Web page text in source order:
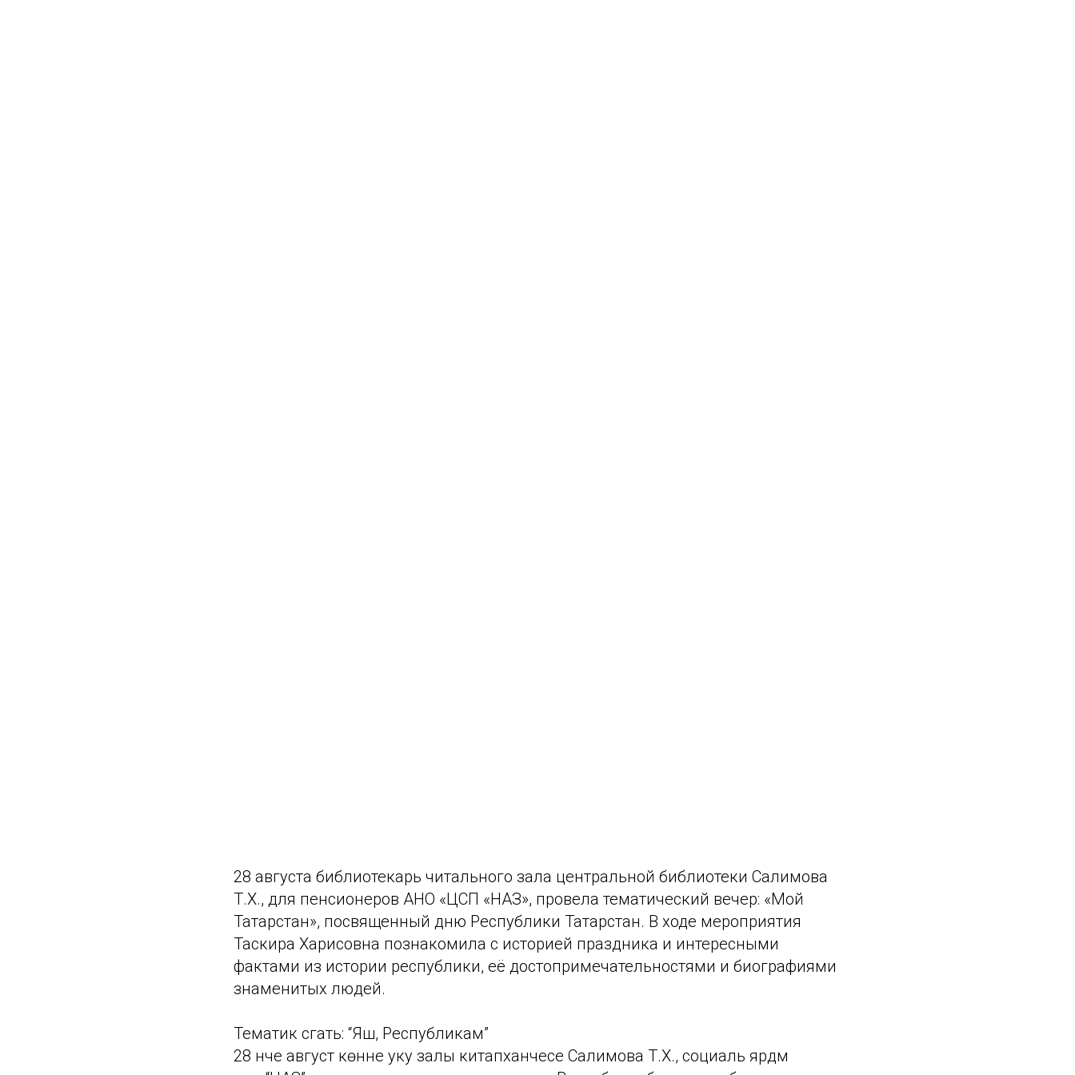
28 августа библиотекарь читального зала центральной библиотеки Салимова
Т.Х., для пенсионеров АНО «ЦСП «НАЗ», провела тематический вечер: «Мой
Татарстан», посвященный дню Республики Татарстан. В ходе мероприятия
Таскира Харисовна познакомила с историей праздника и интересными
фактами из истории республики, её достопримечательностями и биографиями
знаменитых людей.
Тематик сәгать: “Яшә, Республикам”
28 нче август көнне уку залы китапханәчесе Салимова Т.Х., социаль ярдәм